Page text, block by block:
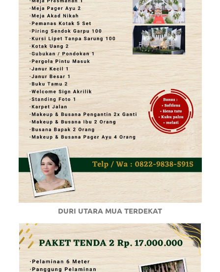
DURI UTARA MUA TERDEKAT